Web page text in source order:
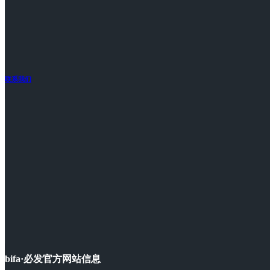
联系我们
bifa·必发官方网站信息